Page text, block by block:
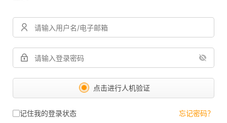
点击进行人机验证
记住我的登录状态 忘记密码？